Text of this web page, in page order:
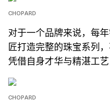
CHOPARD
对于一个品牌来说，每
匠打造完整的珠宝系列
凭借自身才华与精湛工
CHOPARD